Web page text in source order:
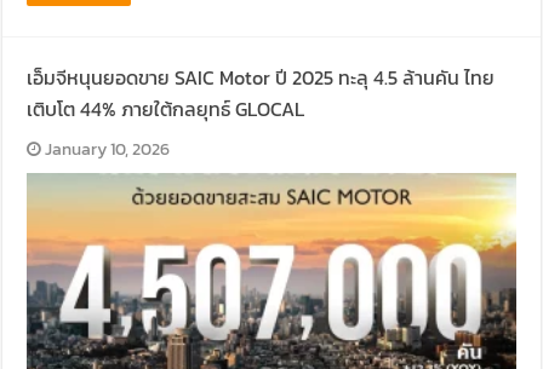
เอ็มจีหนุนยอดขาย SAIC Motor ปี 2025 ทะลุ 4.5 ล้านคัน ไทย
เติบโต 44% ภายใต้กลยุทธ์ GLOCAL
January 10, 2026